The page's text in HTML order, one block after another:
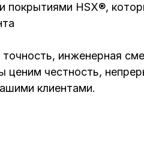
покрытиями HSX®,
инженерная
ценим честность,
клиентами.